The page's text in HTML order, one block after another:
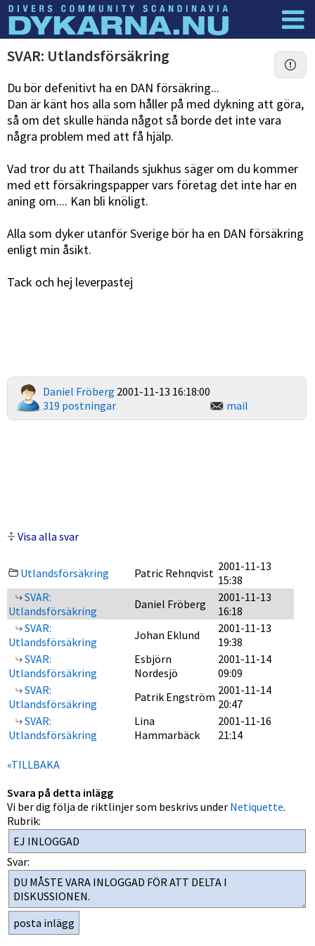
Dyknyheter Logga in
SVAR: Utlandsförsäkring
Du bör defenitivt ha en DAN försäkring...
Dan är känt hos alla som håller på med dykning att göra,
så om det skulle hända något så borde det inte vara
några problem med att få hjälp.
Vad tror du att Thailands sjukhus säger om du kommer
med ett försäkringspapper vars företag det inte har en
aning om.... Kan bli knöligt.
Alla som dyker utanför Sverige bör ha en DAN försäkring
enligt min åsikt.
Tack och hej leverpastej
Daniel Fröberg 2001-11-13 16:18:00
319 postningar
mail
Visa alla svar
Utlandsförsäkring Patric Rehnqvist 2001-11-13
15:38
SVAR:
Utlandsförsäkring
Daniel Fröberg
2001-11-13
16:18
SVAR:
Utlandsförsäkring
Johan Eklund
2001-11-13
19:38
SVAR:
Utlandsförsäkring
Esbjörn
Nordesjö
2001-11-14
09:09
SVAR:
Utlandsförsäkring
Patrik Engström 2001-11-14
20:47
SVAR:
Utlandsförsäkring
Lina
Hammarbäck
2001-11-16
21:14
«TILLBAKA
Svara på detta inlägg
Vi ber dig följa de riktlinjer som beskrivs under Netiquette.
Rubrik:
Svar: